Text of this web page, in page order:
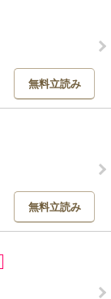
無料立読み
無料立読み